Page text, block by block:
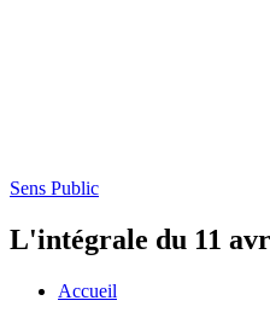
Sens Public
L'intégrale du 11
Accueil